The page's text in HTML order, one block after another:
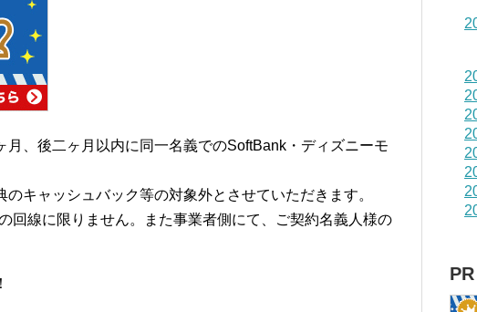
月、後二ヶ月以内に同一名義でのSoftBank・ディズニーモ
キャッシュバック等の対象外とさせていただきます。
回線に限りません。また事業者側にて、ご契約名義人様の
PR